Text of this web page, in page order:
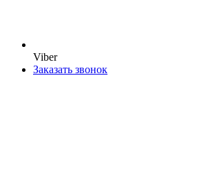
Viber
Заказать звонок